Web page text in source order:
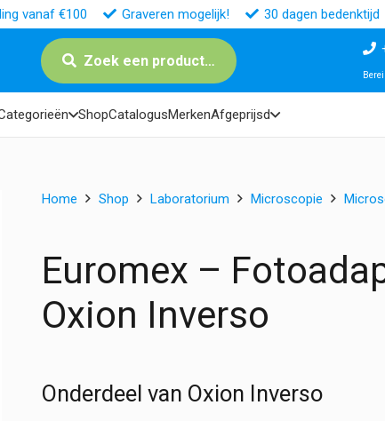
vanaf €100 Graveren mogelijk! 30 dagen bedenktijd
Zoek een product…
ShopCatalogusMerkenAfgeprijsd
Home Shop Laboratorium Microscopie
Euromex –
Oxion Inverso
Onderdeel van Oxion Inverso